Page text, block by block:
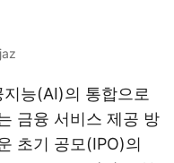
능(AI)의 통합으로
금융 서비스 제공 방
초기 공모(IPO)의